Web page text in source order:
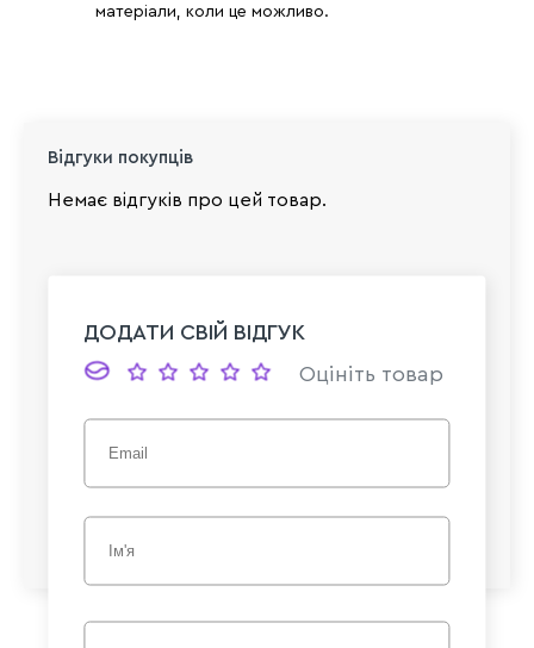
матеріали, коли це можливо.
Відгуки покупців
Немає відгуків про цей товар.
ДОДАТИ СВІЙ ВІДГУК
Оцініть товар